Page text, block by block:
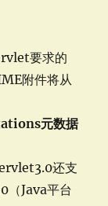
要求的
附件将从
元数据
还支
（Java平台